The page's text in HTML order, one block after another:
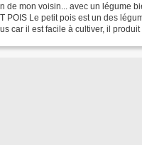
de mon voisin... avec un légume
POIS Le petit pois est un des
car il est facile à cultiver, il